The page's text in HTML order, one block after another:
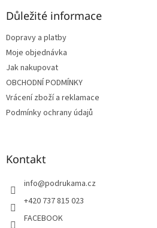
Důležité informace
Dopravy a platby
Moje objednávka
Jak nakupovat
OBCHODNÍ PODMÍNKY
Vrácení zboží a reklamace
Podmínky ochrany údajů
Kontakt
info@podrukama.cz
+420 737 815 023
FACEBOOK